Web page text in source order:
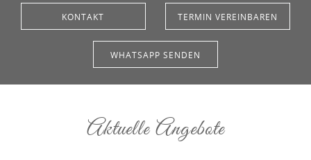
KONTAKT TERMIN VEREINBAREN
WHATSAPP SENDEN
Aktuelle Angebote